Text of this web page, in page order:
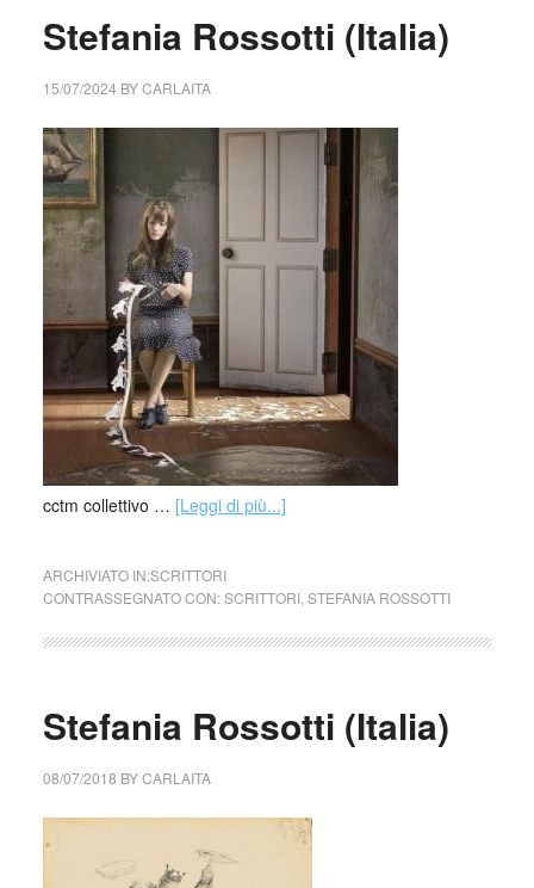
Stefania Rossotti (Italia)
15/07/2024 BYCARLAITA
cctm collettivo … [Leggi di più...]
ARCHIVIATO IN:SCRITTORI
CONTRASSEGNATO CON:SCRITTORI, STEFANIA ROSSOTTI
Stefania Rossotti (Italia)
08/07/2018 BYCARLAITA